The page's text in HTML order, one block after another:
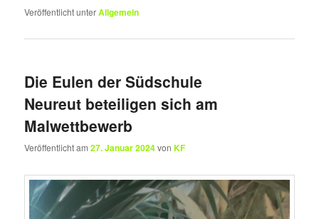
Veröffentlicht unterAllgemein
Die Eulen der Südschule
Neureut beteiligen sich am
Malwettbewerb
Veröffentlicht am27. Januar 2024vonKF